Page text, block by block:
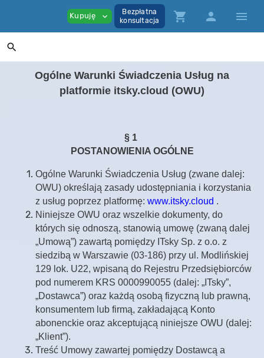
Kupuję expand_more
Bezpłatna
konsultacja
shopping_cart person menu
search
Ogólne Warunki Świadczenia Usług na
platformie itsky.cloud (OWU)
§ 1
POSTANOWIENIA OGÓLNE
Ogólne Warunki Świadczenia Usług (zwane dalej:
OWU) określają zasady udostępniania i korzystania
z usług poprzez platformę: www.itsky.cloud .
Niniejsze OWU oraz wszelkie dokumenty, do
których się odnoszą, stanowią umowę (zwaną dalej
„Umową”) zawartą pomiędzy ITsky Sp. z o.o. z
siedzibą w Warszawie (03-186) przy ul. Modlińskiej
129 lok. U22, wpisaną do Rejestru Przedsiębiorców
pod numerem KRS 0000990055 (dalej: „ITsky”,
„Dostawca”) oraz każdą osobą fizyczną lub prawną,
konsumentem lub firmą, zakładającą Konto
abonenckie oraz akceptującą niniejsze OWU (dalej:
„Klient”).
Treść Umowy zawartej pomiędzy Dostawcą a